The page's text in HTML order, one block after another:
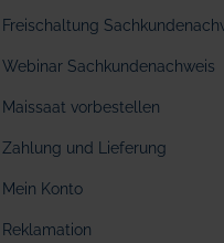
Freischaltung
Webinar Sachkundenachweis
Maissaat vorbestellen
Zahlung und Lieferung
Mein Konto
Reklamation